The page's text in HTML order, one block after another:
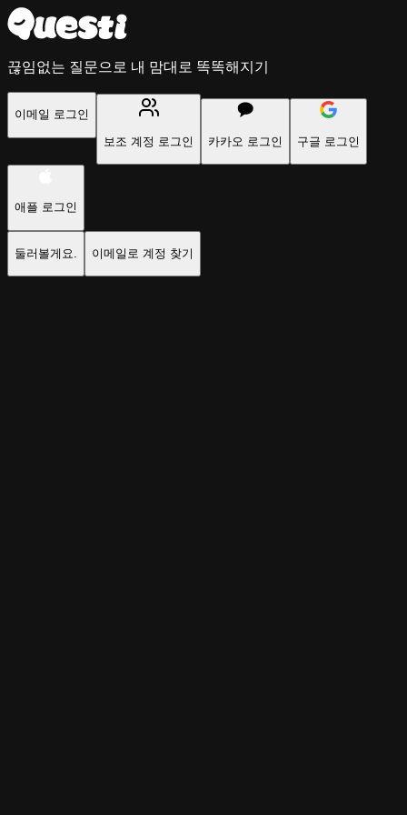
끊임없는 질문으로 내 맘대로 똑똑해지기
이메일 로그인
보조 계정 로그인
카카오 로그인 구글 로그인
애플 로그인
둘러볼게요. 이메일로 계정 찾기